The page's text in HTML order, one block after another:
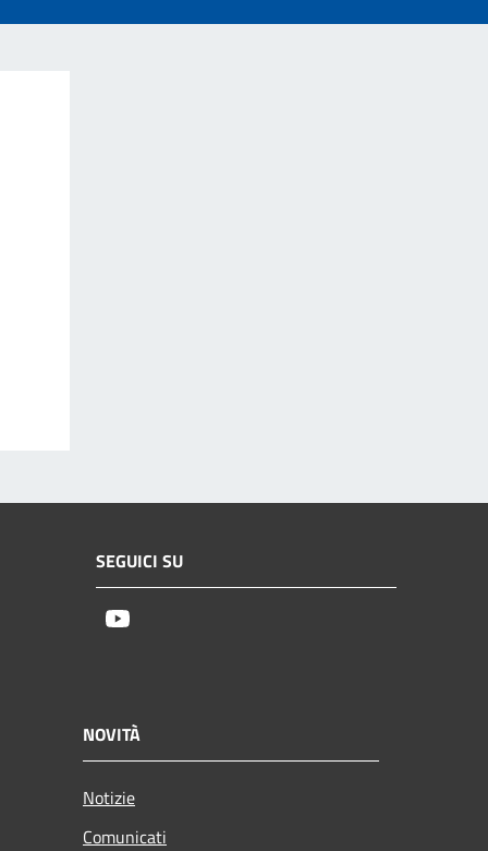
SEGUICI SU
NOVITÀ
Notizie
Comunicati